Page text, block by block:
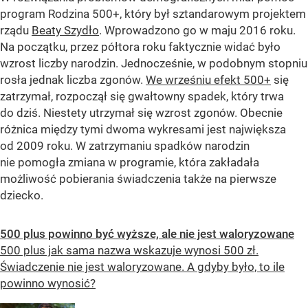
program Rodzina 500+, który był sztandarowym projektem
rządu Beaty Szydło. Wprowadzono go w maju 2016 roku.
Na początku, przez półtora roku faktycznie widać było
wzrost liczby narodzin. Jednocześnie, w podobnym stopniu
rosła jednak liczba zgonów. We wrześniu efekt 500+ się
zatrzymał, rozpoczął się gwałtowny spadek, który trwa
do dziś. Niestety utrzymał się wzrost zgonów. Obecnie
różnica między tymi dwoma wykresami jest największa
od 2009 roku. W zatrzymaniu spadków narodzin
nie pomogła zmiana w programie, która zakładała
możliwość pobierania świadczenia także na pierwsze
dziecko.
500 plus powinno być wyższe, ale nie jest waloryzowane
500 plus jak sama nazwa wskazuje wynosi 500 zł.
Świadczenie nie jest waloryzowane. A gdyby było, to ile
powinno wynosić?